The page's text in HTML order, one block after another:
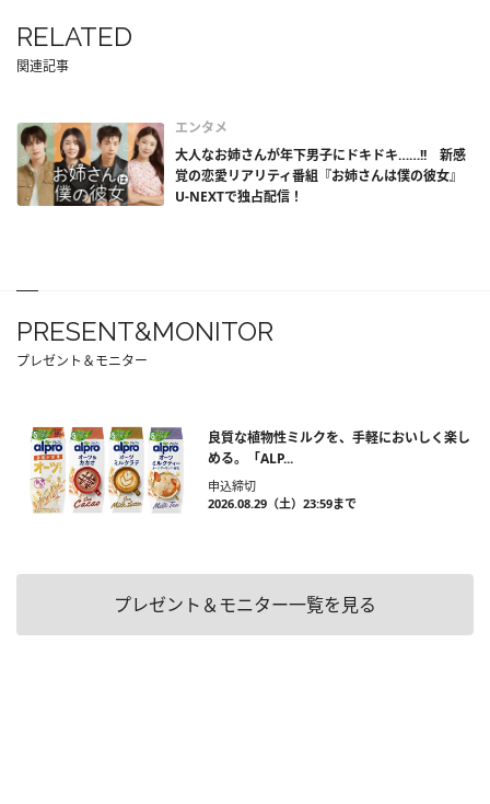
RELATED
関連記事
エンタメ
大人なお姉さんが年下男子にドキドキ……!! 新感
覚の恋愛リアリティ番組『お姉さんは僕の彼女』
U-NEXTで独占配信！
PRESENT&MONITOR
プレゼント＆モニター
良質な植物性ミルクを、手軽においしく楽し
める。「ALP...
申込締切
2026.08.29（土）23:59まで
プレゼント＆モニター一覧を見る